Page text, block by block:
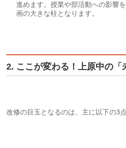
進めます。授業や部活動への影響
画の大きな柱となります。
2. ここが変わる！上原中の「
改修の目玉となるのは、主に以下の3点